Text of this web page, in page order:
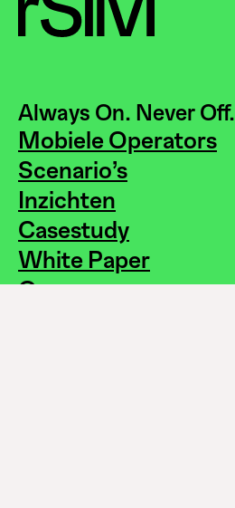
Always On. Never Off.
Mobiele Operators
Scenario’s
Inzichten
Casestudy
White Paper
Over ons